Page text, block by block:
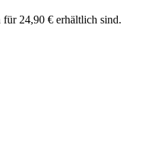
24,90 € erhältlich sind.